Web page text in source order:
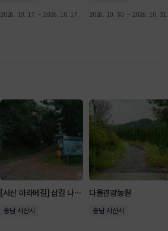
2026. 10. 17. ~ 2026. 10. 17. 2026. 10. 30. ~ 2026. 10. 31.
[서산 아라메길] 삼길 나루길
충남 서산시
다울관광농원
충남 서산시